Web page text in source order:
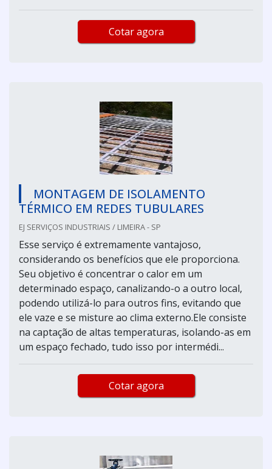
Cotar agora
MONTAGEM DE ISOLAMENTO
TÉRMICO EM REDES TUBULARES
EJ SERVIÇOS INDUSTRIAIS / LIMEIRA - SP
Esse serviço é extremamente vantajoso,
considerando os benefícios que ele proporciona.
Seu objetivo é concentrar o calor em um
determinado espaço, canalizando-o a outro local,
podendo utilizá-lo para outros fins, evitando que
ele vaze e se misture ao clima externo.Ele consiste
na captação de altas temperaturas, isolando-as em
um espaço fechado, tudo isso por intermédi...
Cotar agora